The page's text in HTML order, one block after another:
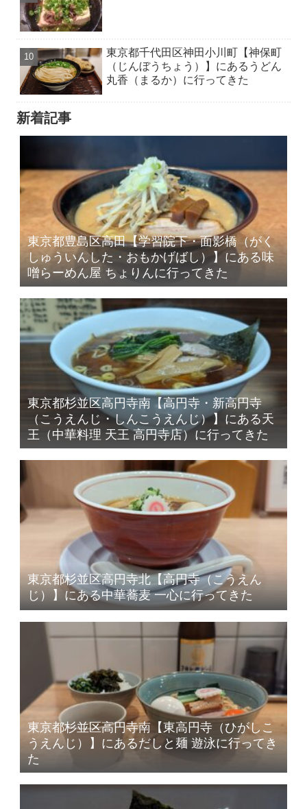
東京都千代田区神田小川町【神保町
（じんぼうちょう）】にあるうどん
丸香（まるか）に行ってきた
新着記事
東京都豊島区高田【学習院下・面影橋（がく
しゅういんした・おもかげばし）】にある味
噌らーめん屋 ちょりんに行ってきた
東京都杉並区高円寺南【高円寺・新高円寺
（こうえんじ・しんこうえんじ）】にある天
王（中華料理 天王 高円寺店）に行ってきた
東京都杉並区高円寺北【高円寺（こうえん
じ）】にある中華蕎麦 一心に行ってきた
東京都杉並区高円寺南【東高円寺（ひがしこ
うえんじ）】にあるだしと麺 遊泳に行ってき
た